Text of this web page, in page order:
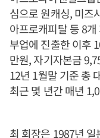
심으로 원캐싱, 미즈
아프로캐피탈 등 8
부업에 진출한 이후
만원, 자기자본금
12년 1월말 기준 총
최근 몇 년간 매년
최 회장은 1987년